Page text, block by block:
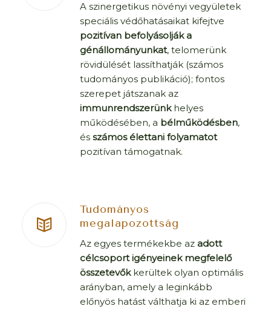
A szinergetikus növényi vegyületek
speciális védőhatásaikat kifejtve
pozitívan befolyásolják a
génállományunkat, telomerünk
rövidülését lassíthatják (számos
tudományos publikáció); fontos
szerepet játszanak az
immunrendszerünkhelyes
működésében, a bélműködésben,
és számos élettani folyamatot
pozitívan támogatnak.
Tudományos
megalapozottság
Az egyes termékekbe az adott
célcsoport igényeinek megfelelő
összetevőkkerültek olyan optimális
arányban, amely a leginkább
előnyös hatást válthatja ki az emberi